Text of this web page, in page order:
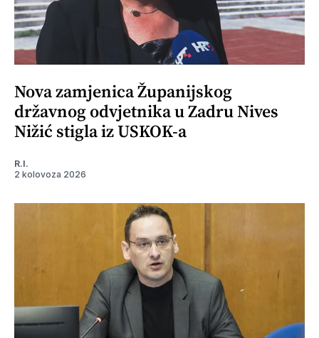
Nova zamjenica Županijskog
državnog odvjetnika u Zadru Nives
Nižić stigla iz USKOK-a
R.I.
2 kolovoza 2026